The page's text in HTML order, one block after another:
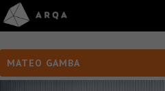
MATEO GAMBA